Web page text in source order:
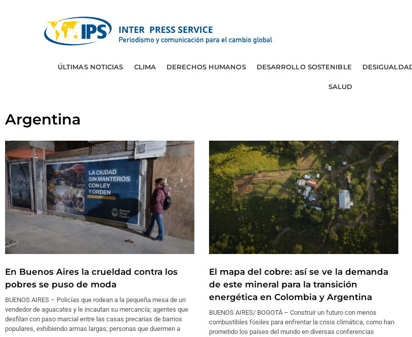
ÚLTIMAS NOTICIAS CLIMA DERECHOS HUMANOS DESARROLLO SOSTENIBLE
SALUD
Argentina
En Buenos Aires la crueldad contra los
pobres se puso de moda
BUENOS AIRES – Policías que rodean a la pequeña mesa de un
vendedor de aguacates y le incautan su mercancía; agentes que
desfilan con paso marcial entre las casas precarias de barrios
populares, exhibiendo armas largas; personas que duermen a
El mapa del cobre: así se ve la demanda
de este mineral para la transición
energética en Colombia y Argentina
BUENOS AIRES/ BOGOTÁ – Construir un futuro con menos
combustibles fósiles para enfrentar la crisis climática, como han
prometido los países del mundo en diversas conferencias